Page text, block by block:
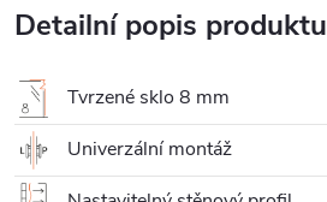
Detailní popis produktu
Tvrzené sklo 8 mm
Univerzální montáž